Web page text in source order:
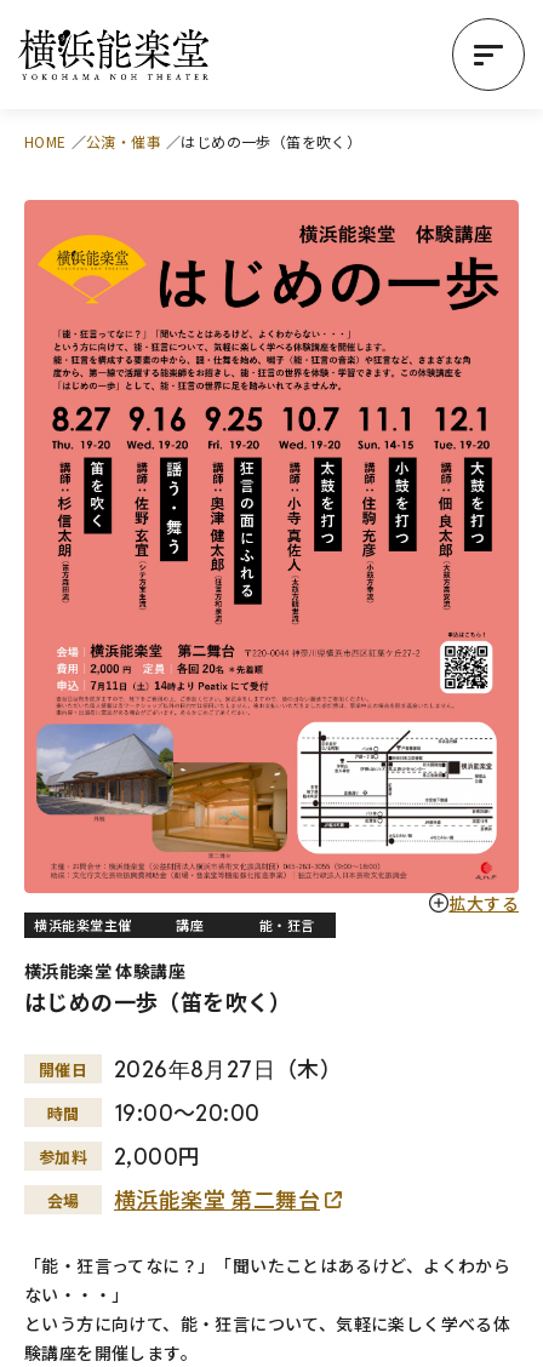
HOME 公演・催事 はじめの一歩（笛を吹く）
拡大する
横浜能楽堂主催 講座 能・狂言
横浜能楽堂 体験講座
はじめの一歩（笛を吹く）
開催日 2026年8月 27日 （木）
時間 19:00～20:00
参加料 2,000円
会場 横浜能楽堂 第二舞台
「能・狂言ってなに？」「聞いたことはあるけど、よくわから
ない・・・」
という方に向けて、能・狂言について、気軽に楽しく学べる体
験講座を開催します。